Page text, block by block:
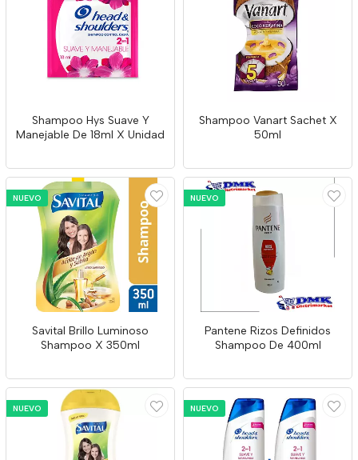
Shampoo Hys Suave Y
Manejable De 18ml X Unidad
Shampoo Vanart Sachet X
50ml
NUEVO
Savital Brillo Luminoso
Shampoo X 350ml
NUEVO
Pantene Rizos Definidos
Shampoo De 400ml
NUEVO NUEVO